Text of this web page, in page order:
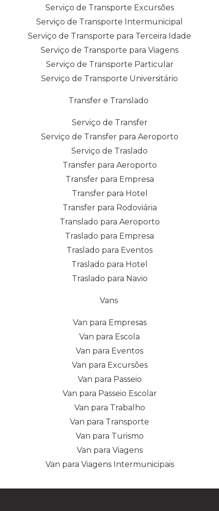
Serviço de Transporte Excursões
Serviço de Transporte Intermunicipal
Serviço de Transporte para Terceira Idade
Serviço de Transporte para Viagens
Serviço de Transporte Particular
Serviço de Transporte Universitário
Transfer e Translado
Serviço de Transfer
Serviço de Transfer para Aeroporto
Serviço de Traslado
Transfer para Aeroporto
Transfer para Empresa
Transfer para Hotel
Transfer para Rodoviária
Translado para Aeroporto
Traslado para Empresa
Traslado para Eventos
Traslado para Hotel
Traslado para Navio
Vans
Van para Empresas
Van para Escola
Van para Eventos
Van para Excursões
Van para Passeio
Van para Passeio Escolar
Van para Trabalho
Van para Transporte
Van para Turismo
Van para Viagens
Van para Viagens Intermunicipais